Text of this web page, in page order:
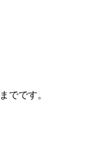
までです。